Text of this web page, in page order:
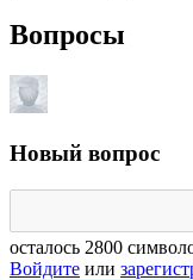
Вопросы
Новый вопрос
осталось 2800
Войдите или